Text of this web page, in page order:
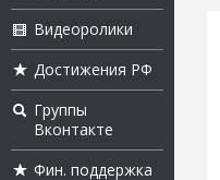
Видеоролики
Достижения РФ
Группы
Вконтакте
Фин. поддержка